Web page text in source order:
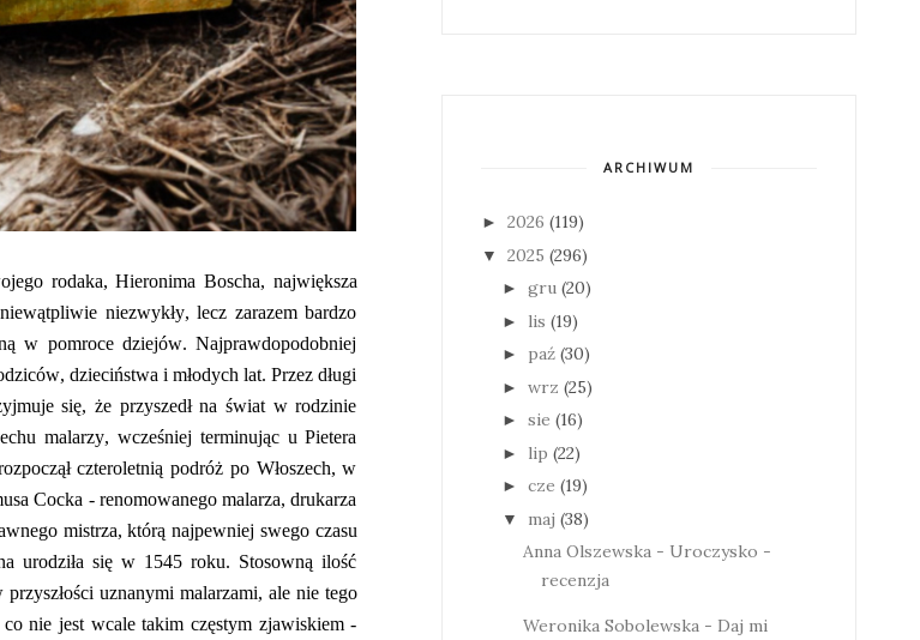
rodaka,Hieronima Boscha, największa
niezwykły, lecz zarazem bardzo
w pomroce dziejów. Najprawdopodobniej
dzieciństwa i młodych lat. Przez długi
się, że przyszedł na świat w rodzinie
malarzy, wcześniej terminując uPietera
czteroletnią podróż po Włoszech, w
Cocka - renomowanego malarza, drukarza
mistrza, którą najpewniej swego czasu
urodziła się w 1545 roku. Stosowną ilość
uznanymi malarzami, alenie tego
nie jest wcale takim częstym zjawiskiem-
ARCHIWUM
► 2026 (119)
▼ 2025 (296)
► gru (20)
► lis (19)
► paź (30)
► wrz (25)
► sie (16)
► lip (22)
► cze (19)
▼ maj (38)
Anna Olszewska - Uroczysko -
recenzja
Weronika Sobolewska - Daj mi